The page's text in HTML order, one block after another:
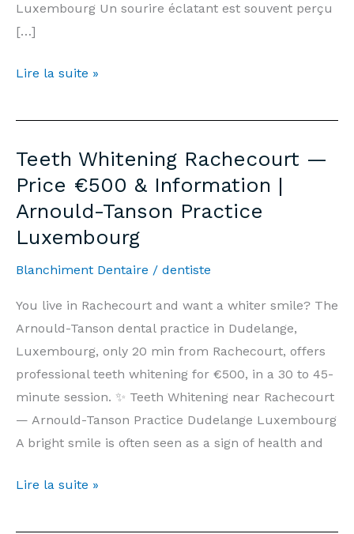
Luxembourg Un sourire éclatant est souvent perçu
[…]
Blanchiment
Rachecourt
Prix
500€
&
Informations
Cabinet
Arnould-
Tanson
Luxembourg
Lire la suite »
Teeth Whitening Rachecourt —
Price €500 & Information |
Arnould-Tanson Practice
Luxembourg
Blanchiment Dentaire / dentiste
You live in Rachecourt and want a whiter smile? The
Arnould-Tanson dental practice in Dudelange,
Luxembourg, only 20 min from Rachecourt, offers
professional teeth whitening for €500, in a 30 to 45-
minute session. ✨ Teeth Whitening near Rachecourt
— Arnould-Tanson Practice Dudelange Luxembourg
A bright smile is often seen as a sign of health and
Teeth
Rachecourt
Lire la suite »